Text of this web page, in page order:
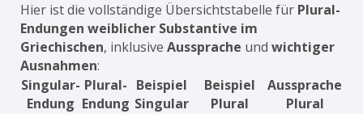
Hier ist die vollständige Übersichtstabelle für Plural-
Endungen weiblicher Substantive im
Griechischen, inklusive Aussprache und wichtiger
Ausnahmen:
Singular-
Endung
Plural-
Endung
Beispiel
Singular
Beispiel
Plural
Aussprache
Plural